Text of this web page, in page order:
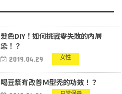
髮色DIY！如何挑戰零失敗的內層
染！？
2019.04.29 女性
喝豆漿有改善Ｍ型禿的功效！？